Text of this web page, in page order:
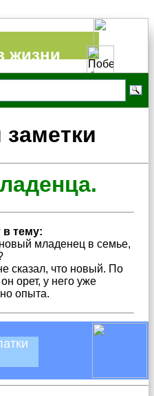
жизни
в тему:
младенец в семье,
сказал, что новый. По
орет, у него уже
опыта.